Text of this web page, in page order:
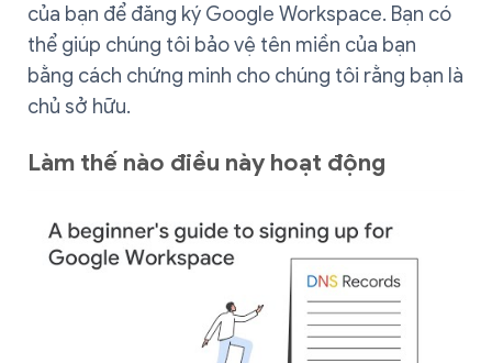
của bạn để đăng ký Google Workspace. Bạn có
thể giúp chúng tôi bảo vệ tên miền của bạn
bằng cách chứng minh cho chúng tôi rằng bạn là
chủ sở hữu.
Làm thế nào điều này hoạt động